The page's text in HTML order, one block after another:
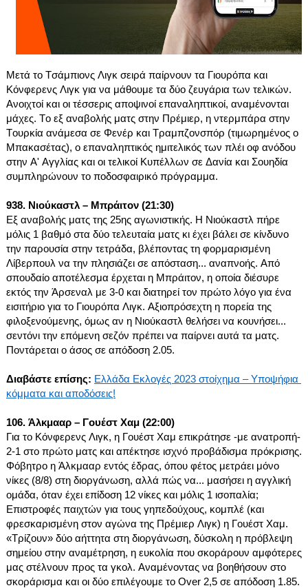
Μετά το Τσάμπιονς Λιγκ σειρά παίρνουν τα Γιουρόπα και
Κόνφερενς Λιγκ για να μάθουμε τα δύο ζευγάρια των τελικών.
Ανοιχτοί και οι τέσσερις αποψινοί επαναληπτικοί, αναμένονται
μάχες. Το εξ αναβολής ματς στην Πρέμιερ, η ντερμπάρα στην
Τουρκία ανάμεσα σε Φενέρ και Τραμπζονσπόρ (τιμωρημένος ο
Μπακασέτας), ο επαναληπτικός ημιτελικός των πλέι οφ ανόδου
στην Α' Αγγλίας και οι τελικοί Κυπέλλων σε Δανία και Σουηδία
συμπληρώνουν το ποδοσφαιρικό πρόγραμμα.
938. Νιούκαστλ – Μπράιτον (21:30)
Εξ αναβολής ματς της 25ης αγωνιστικής. Η Νιούκαστλ πήρε
μόλις 1 βαθμό στα δύο τελευταία ματς κι έχει βάλει σε κίνδυνο
την παρουσία στην τετράδα, βλέποντας τη φορμαρισμένη
Λίβερπουλ να την πλησιάζει σε απόσταση... αναπνοής. Από
σπουδαίο αποτέλεσμα έρχεται η Μπράιτον, η οποία διέσυρε
εκτός την Άρσεναλ με 3-0 και διατηρεί τον πρώτο λόγο για ένα
εισιτήριο για το Γιουρόπα Λιγκ. Αξιοπρόσεχτη η πορεία της
φιλοξενούμενης, όμως αν η Νιούκαστλ θελήσει να κουνήσει...
σεντόνι την επόμενη σεζόν πρέπει να παίρνει αυτά τα ματς.
Ποντάρεται ο άσος σε απόδοση 2.05.
Διαβάστε επίσης: Ελλάδα Εκλογές 2023 στοίχημα – Υποψήφια
κόμματα και αποδόσεις!
106. Άλκμααρ – Γουέστ Χαμ (22:00)
Για το Κόνφερενς Λιγκ, η Γουέστ Χαμ επικράτησε -με ανατροπή-
2-1 στο πρώτο ματς και απέκτησε ισχνό προβάδισμα πρόκρισης.
Φόβητρο η Άλκμααρ εντός έδρας, όπου φέτος μετράει μόνο
νίκες (8/8) στη διοργάνωση, αλλά πώς να... μασήσει η αγγλική
ομάδα, όταν έχει επίδοση 12 νίκες και μόλις 1 ισοπαλία;
Επιστροφές παιχτών για τους γηπεδούχους, κομπλέ (και
φρεσκαρισμένη στον αγώνα της Πρέμιερ Λιγκ) η Γουέστ Χαμ.
«Τρίζουν» δύο αήττητα στη διοργάνωση, δύσκολη η πρόβλεψη
σημείου στην αναμέτρηση, η ευκολία που σκοράρουν αμφότερες
μας στέλνουν προς τα γκολ. Αναμένοντας να βοηθήσουν στο
σκοράρισμα και οι δύο επιλέγουμε το Over 2,5 σε απόδοση 1.85.